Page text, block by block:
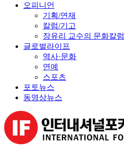
오피니언
기획/연재
칼럼/기고
장유리 교수의 문화칼럼
글로벌라이프
역사·문화
연예
스포츠
포토뉴스
동영상뉴스